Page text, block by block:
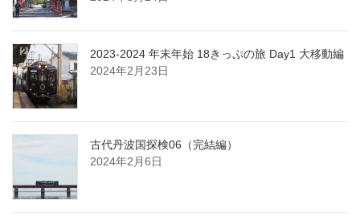
2023-2024 年末年始 18きっぷの旅 Day1 大移動編
2024年2月23日
古代丹波国探検06（完結編）
2024年2月6日